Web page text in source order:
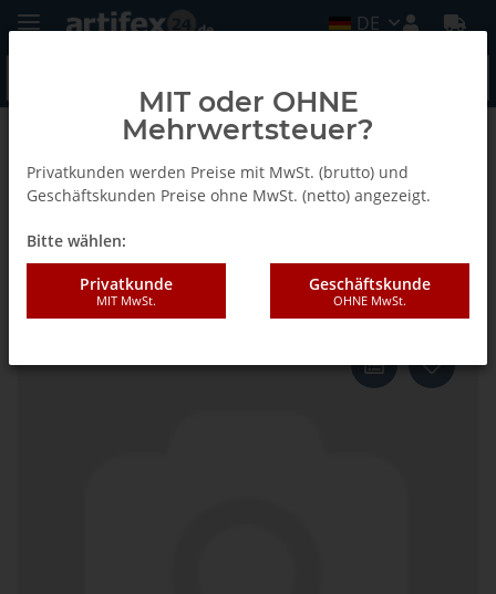
DE
Zurück zur Liste Fein
Fein Zubehoer Set
Heizung/Sanitär SLM
MIT oder OHNE
Mehrwertsteuer?
Privatkunden werden Preise mit MwSt. (brutto) und
Geschäftskunden Preise ohne MwSt. (netto) angezeigt.
Bitte wählen:
Privatkunde
MIT MwSt.
Geschäftskunde
OHNE MwSt.